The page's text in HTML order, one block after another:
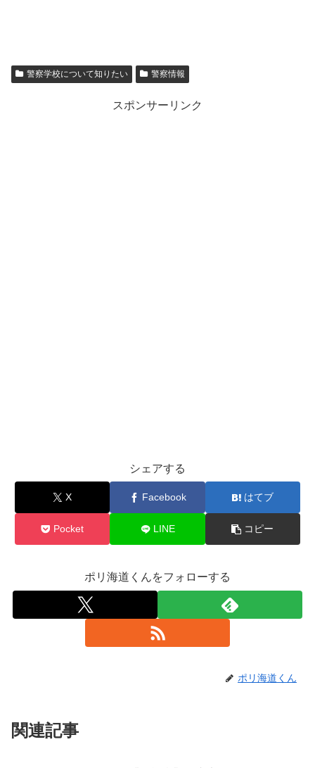
警察学校について知りたい 警察情報
スポンサーリンク
シェアする
X Facebook はてブ
Pocket LINE コピー
ポリ海道くんをフォローする
ポリ海道くん
関連記事